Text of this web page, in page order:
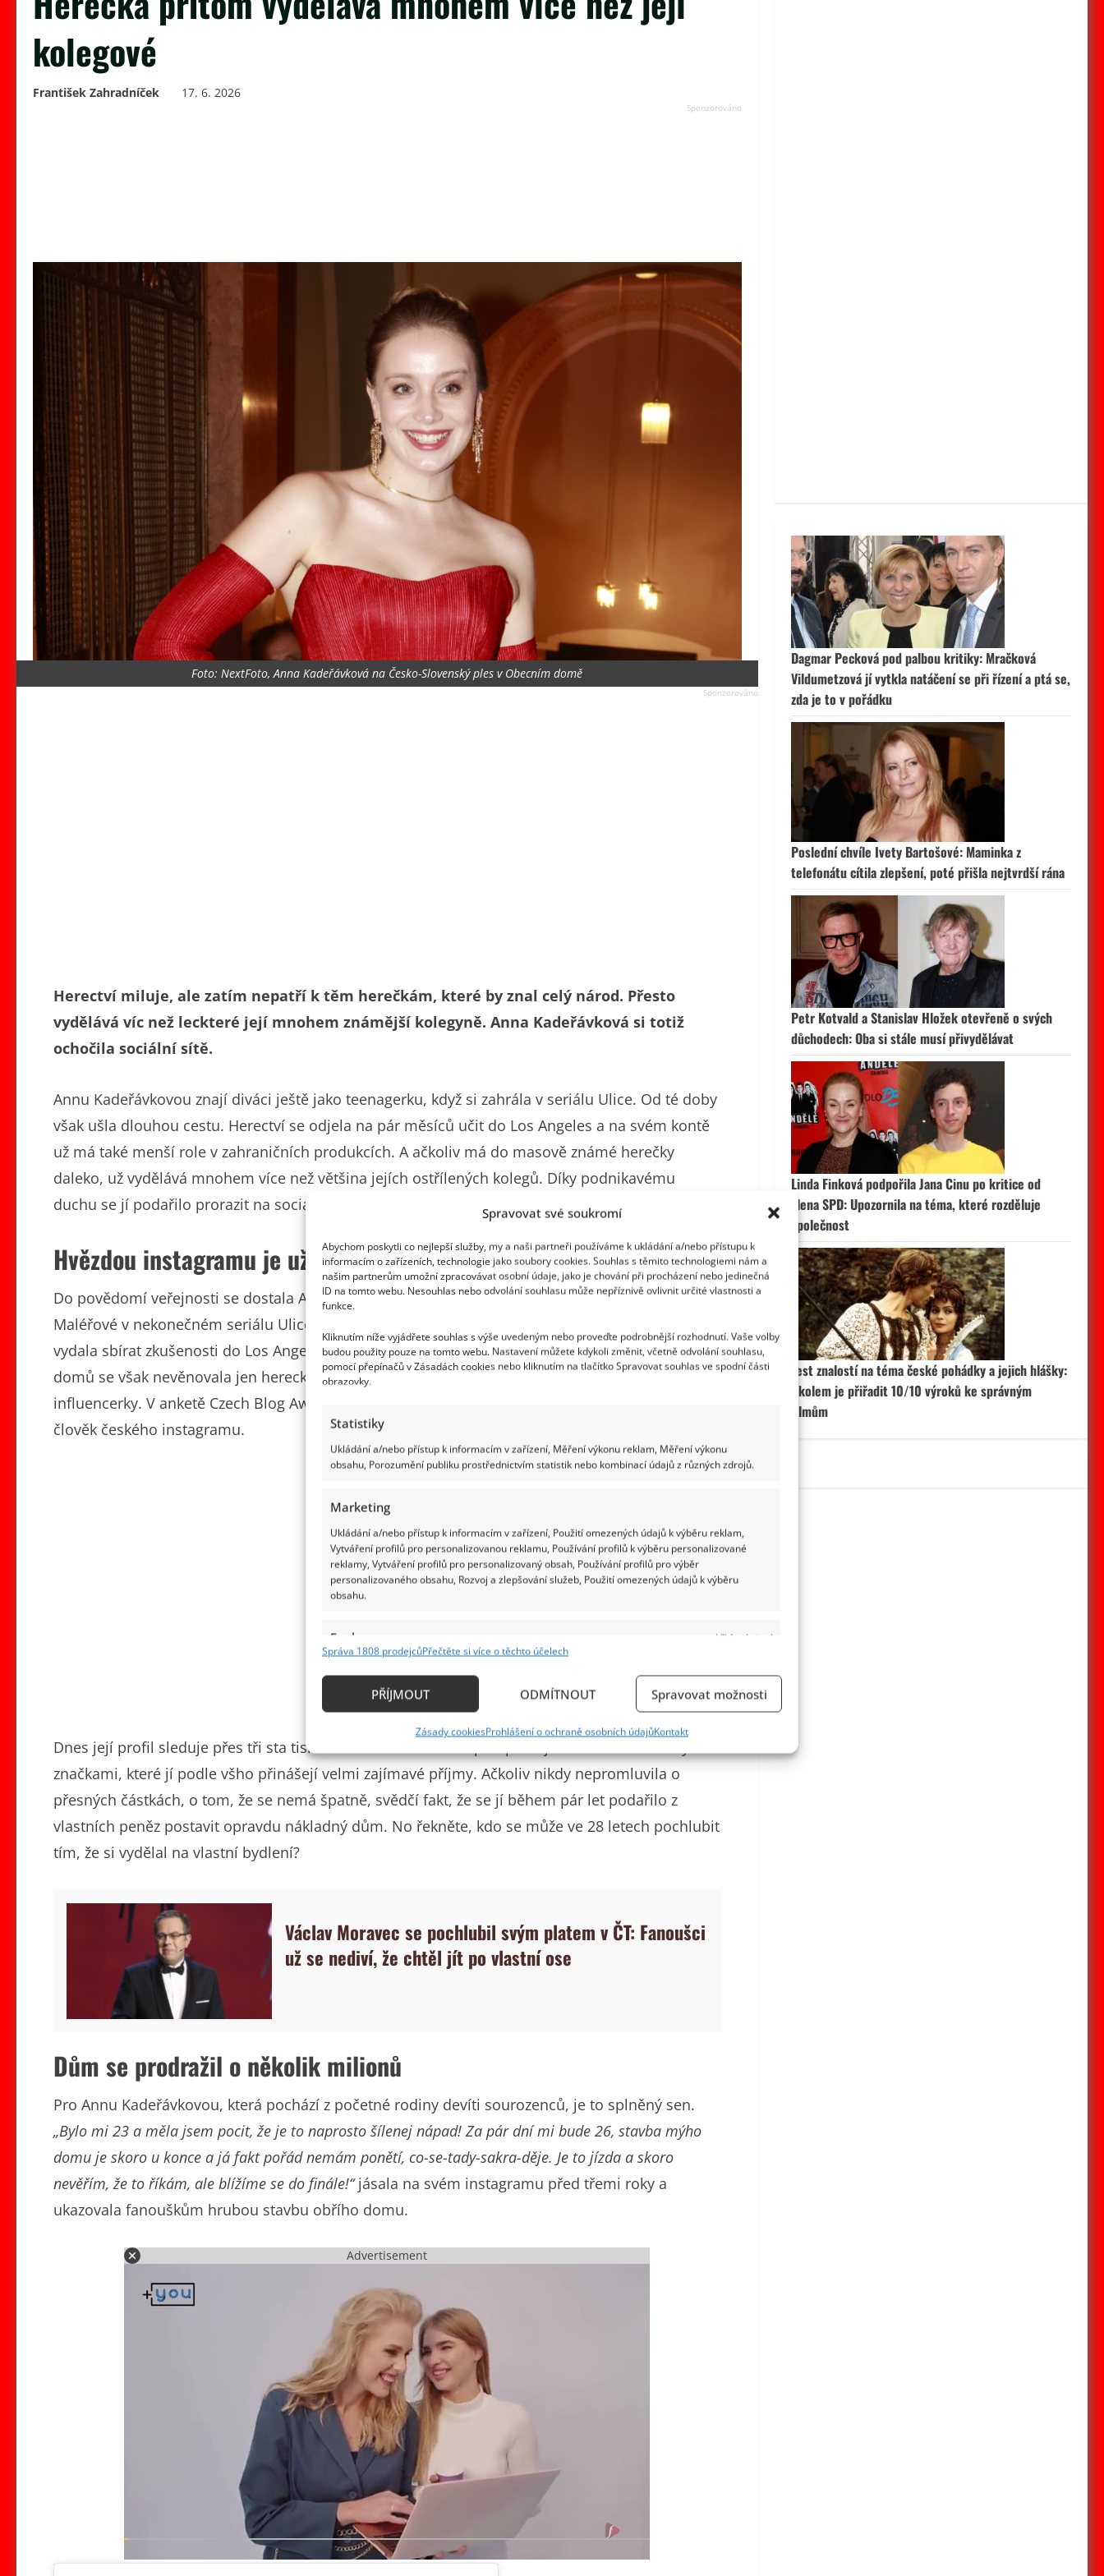
Spravovat své soukromí
Abychom poskytli co nejlepší služby, my a naši partneři používáme k ukládání a/nebo přístupu k
informacím o zařízeních, technologie jako soubory cookies. Souhlas s těmito technologiemi nám a
našim partnerům umožní zpracovávat osobní údaje, jako je chování při procházení nebo jedinečná
ID na tomto webu. Nesouhlas nebo odvolání souhlasu může nepříznivě ovlivnit určité vlastnosti a
funkce.
Kliknutím níže vyjádřete souhlas s výše uvedeným nebo proveďte podrobnější rozhodnutí. Vaše volby
budou použity pouze na tomto webu. Nastavení můžete kdykoli změnit, včetně odvolání souhlasu,
pomocí přepínačů v Zásadách cookies nebo kliknutím na tlačítko Spravovat souhlas ve spodní části
obrazovky.
Statistiky
Ukládání a/nebo přístup k informacím v zařízení, Měření výkonu reklam, Měření výkonu
obsahu, Porozumění publiku prostřednictvím statistik nebo kombinací údajů z různých zdrojů.
Marketing
Ukládání a/nebo přístup k informacím v zařízení, Použití omezených údajů k výběru reklam,
Vytváření profilů pro personalizovanou reklamu, Používání profilů k výběru personalizované
reklamy, Vytváření profilů pro personalizovaný obsah, Používání profilů pro výběr
personalizovaného obsahu, Rozvoj a zlepšování služeb, Použití omezených údajů k výběru
obsahu.
Funkce
Vždy aktivní
Identifikace zařízení na základě automaticky přenášených informací.
základě aktivně požadovaných informací.
Zajištění bezpečnosti, předcházení a zjišťování podvodů a
odstraňování chyb, Poskytování a zobrazování reklamy a
obsahu, Ukládání a sdělování voleb ochrany osobních údajů.
Správa 1808 prodejcůPřečtěte si více o těchto účelech
PŘÍJMOUT ODMÍTNOUT Spravovat možnosti
Zásady cookiesProhlášení o ochraně osobních údajůKontakt
kolegové
František Zahradníček 17. 6. 2026
Foto: NextFoto, Anna Kadeřávková na Česko-Slovenský ples v Obecním domě
Herectví miluje, ale zatím nepatří k těm herečkám, které by znal celý národ. Přesto
vydělává víc než leckteré její mnohem známější kolegyně. Anna Kadeřávková si totiž
ochočila sociální sítě.
Annu Kadeřávkovou znají diváci ještě jako teenagerku, když si zahrála v seriálu Ulice. Od té doby
však ušla dlouhou cestu. Herectví se odjela na pár měsíců učit do Los Angeles a na svém kontě
už má také menší role v zahraničních produkcích. A ačkoliv má do masově známé herečky
daleko, už vydělává mnohem více než většina jejích ostřílených kolegů. Díky podnikavému
duchu se jí podařilo prorazit na sociálních sítích, což nám na In-Lifestyle samozřejmě neuniklo.
Hvězdou instagramu je už deset let
Do povědomí veřejnosti se dostala Anna Kadeřávková už jako teenagerka, díky roli Roziny
Maléřové v nekonečném seriálu Ulice. Tady nakonec zakotvila na dva roky. Po maturitě se však
vydala sbírat zkušenosti do Los Angeles, kde několik měsíců studovala herectví. Po návratu
domů se však nevěnovala jen herecké kariéře, ale velmi slušně se jí podařilo prosadit také v roli
influencerky. V anketě Czech Blog Awards 2017 byla dokonce zvolena jako třetí nejvlivnější
člověk českého instagramu.
Dnes její profil sleduje přes tři sta tisíc lidí a mladá herečka spolupracuje s módními i lifestyle
značkami, které jí podle všho přinášejí velmi zajímavé příjmy. Ačkoliv nikdy nepromluvila o
přesných částkách, o tom, že se nemá špatně, svědčí fakt, že se jí během pár let podařilo z
vlastních peněz postavit opravdu nákladný dům. No řekněte, kdo se může ve 28 letech pochlubit
tím, že si vydělal na vlastní bydlení?
Václav Moravec se pochlubil svým platem v ČT: Fanoušci
už se nediví, že chtěl jít po vlastní ose
Dům se prodražil o několik milionů
Pro Annu Kadeřávkovou, která pochází z početné rodiny devíti sourozenců, je to splněný sen.
„Bylo mi 23 a měla jsem pocit, že je to naprosto šílenej nápad! Za pár dní mi bude 26, stavba mýho
domu je skoro u konce a já fakt pořád nemám ponětí, co-se-tady-sakra-děje. Je to jízda a skoro
nevěřím, že to říkám, ale blížíme se do finále!“jásala na svém instagramu před třemi roky a
ukazovala fanouškům hrubou stavbu obřího domu.
Advertisement
Dagmar Pecková pod palbou kritiky: Mračková
Vildumetzová jí vytkla natáčení se při řízení a ptá se,
zda je to v pořádku
Poslední chvíle Ivety Bartošové: Maminka z
telefonátu cítila zlepšení, poté přišla nejtvrdší rána
Petr Kotvald a Stanislav Hložek otevřeně o svých
důchodech: Oba si stále musí přivydělávat
Linda Finková podpořila Jana Cinu po kritice od
člena SPD: Upozornila na téma, které rozděluje
společnost
Test znalostí na téma české pohádky a jejich hlášky:
Úkolem je přiřadit 10/10 výroků ke správným
filmům